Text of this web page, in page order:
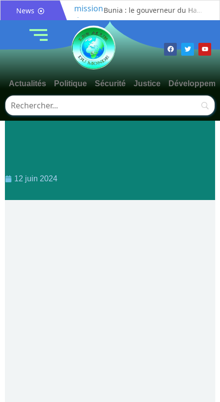
News
Bunia : le gouverneur du Haut-Uélé, Jean Bakomito Gambu, en mission de travail pour renforcer la coordination sécuritaire et sanitaire avec l’Ituri
Ituri : un centre de traitement Ebola de plus de 100 lits ouvre ses portes pour renforcer la riposte
Ituri / Riposte contre Ebola : World Vision forme 50 leaders religieux à Bunia pour transformer la foi en actions contre Ebola
Djugu : l’ASADS et ALCAM sensibilisent près de 300 déplacés de Plaine Savo sur la protection des enfants et la cohésion sociale
Météo : une journée partiellement ensoleillée avec un risque d’orages ce vendredi à Bunia
Actualités Politique Sécurité Justice
12 juin 2024